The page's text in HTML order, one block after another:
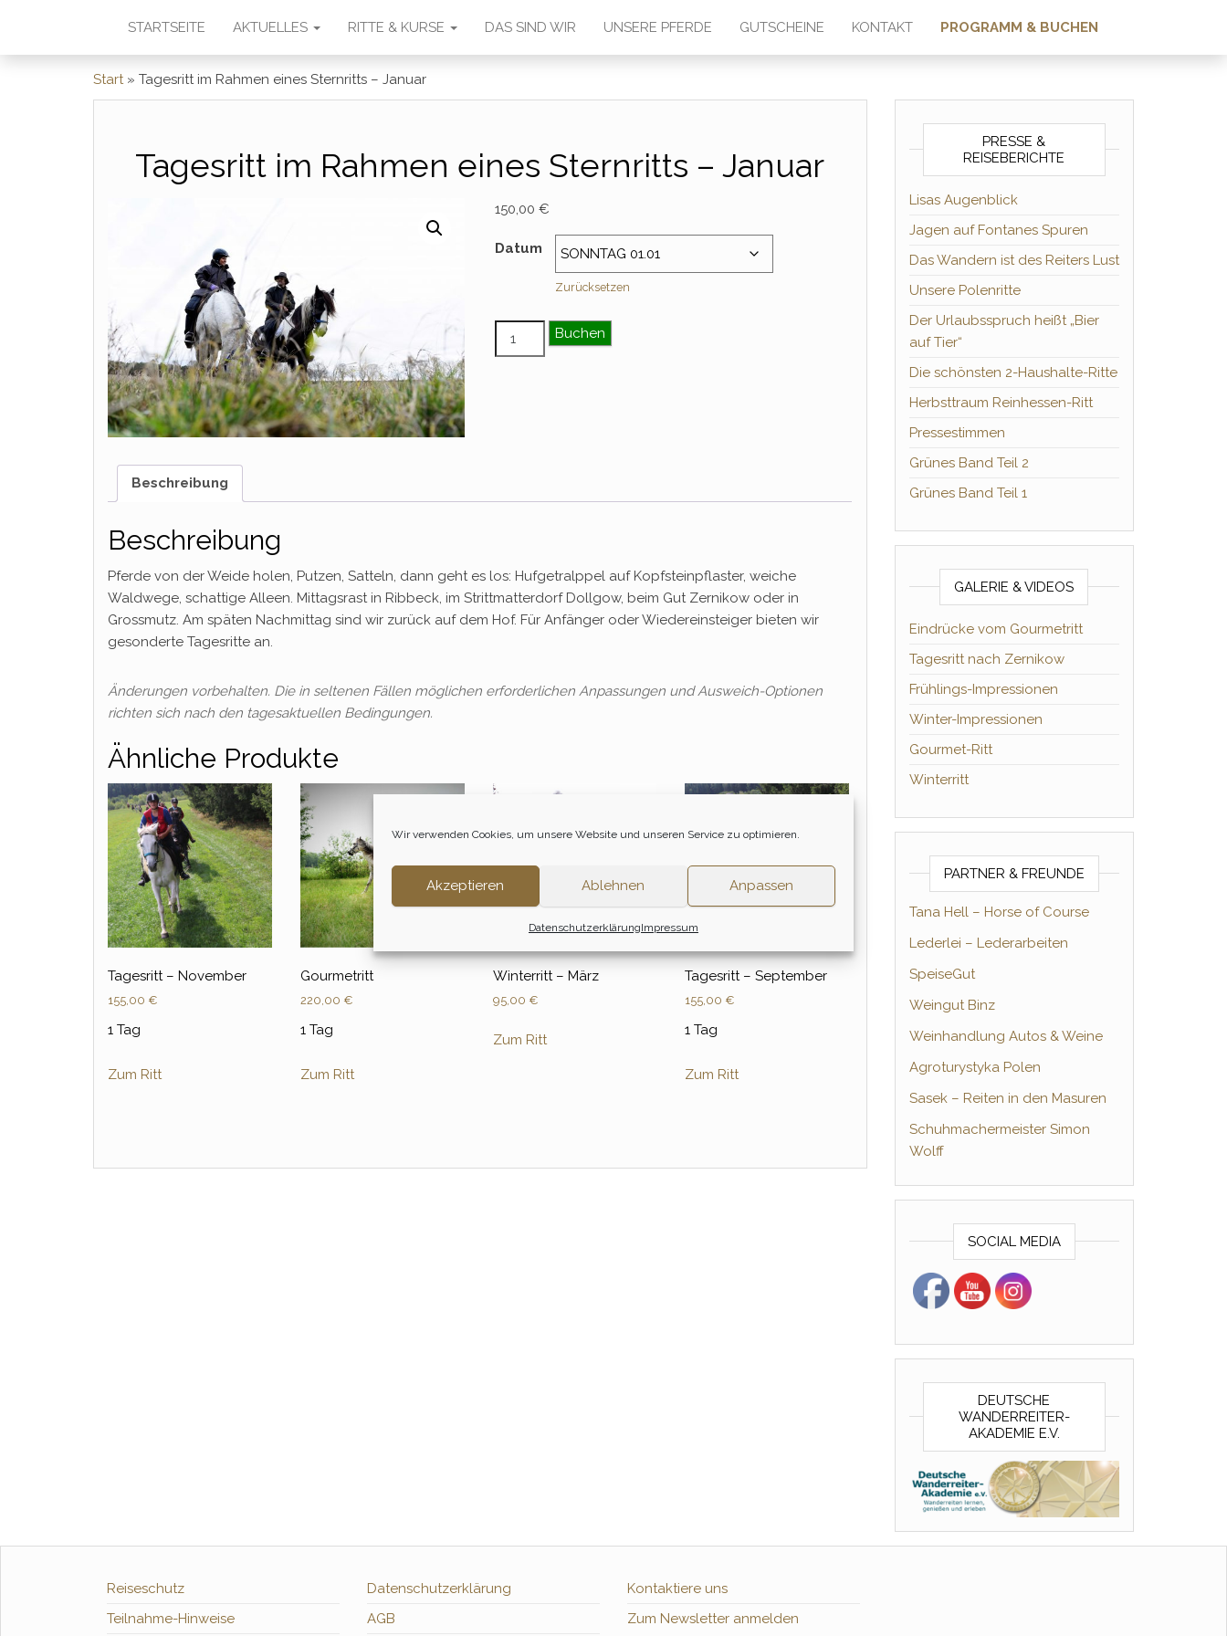
Wir verwenden Cookies, um unsere Website und unseren Service zu optimieren.
Akzeptieren Ablehnen Anpassen
DatenschutzerklärungImpressum
STARTSEITE AKTUELLES RITTE & KURSE DAS SIND WIR UNSERE PFERDE GUTSCHEINE KONTAKT PROGRAMM & BUCHEN
Start» Tagesritt im Rahmen eines Sternritts – Januar
Tagesritt im Rahmen eines Sternritts – Januar
150,00€
Datum
Zurücksetzen
Tagesritt im Rahmen eines Sternritts – Januar Menge
Buchen
Beschreibung
Beschreibung
Pferde von der Weide holen, Putzen, Satteln, dann geht es los: Hufgetralppel auf Kopfsteinpflaster, weiche
Waldwege, schattige Alleen. Mittagsrast in Ribbeck, im Strittmatterdorf Dollgow, beim Gut Zernikow oder in
Grossmutz. Am späten Nachmittag sind wir zurück auf dem Hof. Für Anfänger oder Wiedereinsteiger bieten wir
gesonderte Tagesritte an.
Änderungen vorbehalten. Die in seltenen Fällen möglichen erforderlichen Anpassungen und Ausweich-Optionen
richten sich nach den tagesaktuellen Bedingungen.
Ähnliche Produkte
Tagesritt – November
155,00 €
1 Tag
Zum Ritt
Gourmetritt
220,00 €
1 Tag
Zum Ritt
Winterritt – März
95,00 €
Zum Ritt
Tagesritt – September
155,00 €
1 Tag
Zum Ritt
PRESSE &
REISEBERICHTE
Lisas Augenblick
Jagen auf Fontanes Spuren
Das Wandern ist des Reiters Lust
Unsere Polenritte
Der Urlaubsspruch heißt „Bier
auf Tier“
Die schönsten 2-Haushalte-Ritte
Herbsttraum Reinhessen-Ritt
Pressestimmen
Grünes Band Teil 2
Grünes Band Teil 1
GALERIE & VIDEOS
Eindrücke vom Gourmetritt
Tagesritt nach Zernikow
Frühlings-Impressionen
Winter-Impressionen
Gourmet-Ritt
Winterritt
PARTNER & FREUNDE
Tana Hell – Horse of Course
Lederlei – Lederarbeiten
SpeiseGut
Weingut Binz
Weinhandlung Autos & Weine
Agroturystyka Polen
Sasek – Reiten in den Masuren
Schuhmachermeister Simon
Wolff
SOCIAL MEDIA
DEUTSCHE
WANDERREITER-
AKADEMIE E.V.
Reiseschutz
Teilnahme-Hinweise
Datenschutzerklärung
AGB
Kontaktiere uns
Zum Newsletter anmelden